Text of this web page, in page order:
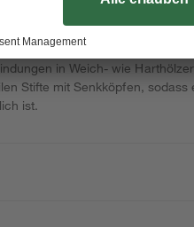
Drahtstifte der Marke Suki
in Weich- wie
Stifte mit Senkköpfen,
ist.